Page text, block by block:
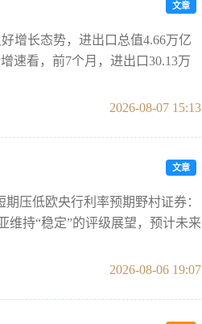
文章
增长态势，进出口总值4.66万亿
速看，前7个月，进出口30.13万
2026-08-07 15:13
文章
压低欧央行利率预期野村证券：
维持“稳定”的评级展望，预计未来
2026-08-06 19:07